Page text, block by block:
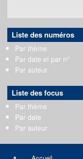
Liste des numéros
Par thème
Par date et par n°
Par auteur
Liste des focus
Par thème
Par date
Par auteur